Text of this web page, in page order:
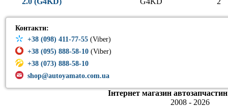
Контакти:
+38 (098) 411-77-55 (Viber)
+38 (095) 888-58-10 (Viber)
+38 (073) 888-58-10
shop@autoyamato.com.ua
Інтернет магазин
2008 - 2026